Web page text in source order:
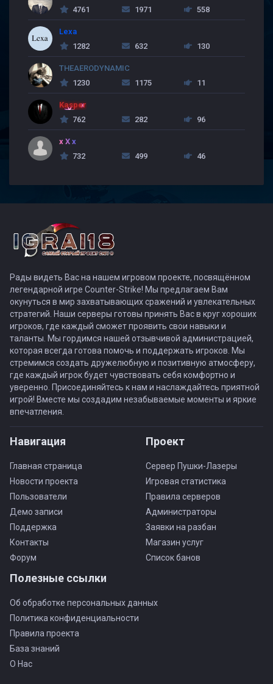
4761
1971 558
Lexa
1282
632 130
THEAERODYNAMIC
1230
1175 11
Kasper
762
282 96
x X x
732
499 46
Рады видеть Вас на нашем игровом проекте, посвящённом
легендарной игре Counter-Strike! Мы предлагаем Вам
окунуться в мир захватывающих сражений и увлекательных
стратегий. Наши серверы готовы принять Вас в круг хороших
игроков, где каждый сможет проявить свои навыки и
таланты. Мы гордимся нашей отзывчивой администрацией,
которая всегда готова помочь и поддержать игроков. Мы
стремимся создать дружелюбную и позитивную атмосферу,
где каждый игрок будет чувствовать себя комфортно и
уверенно. Присоединяйтесь к нам и наслаждайтесь приятной
игрой! Вместе мы создадим незабываемые моменты и яркие
впечатления.
Навигация
Главная страница
Новости проекта
Пользователи
Демо записи
Поддержка
Контакты
Форум
Проект
Сервер Пушки-Лазеры
Игровая статистика
Правила серверов
Администраторы
Заявки на разбан
Магазин услуг
Список банов
Полезные ссылки
Об обработке персональных данных
Политика конфиденциальности
Правила проекта
База знаний
О Нас